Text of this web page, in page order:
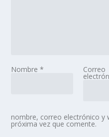
Nombre* Correo
nombre, correo electrónico y
próxima vez que comente.